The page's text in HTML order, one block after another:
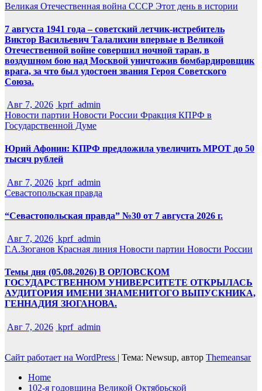
Великая Отечественная война СССР Этот день в истории
7 августа 1941 года – советский летчик-истребитель
Виктор Васильевич Талалихин впервые в Великой
Отечественной войне совершил ночной таран, в
воздушном бою над Москвой уничтожив бомбардировщик
врага, за что был удостоен звания Героя Советского
Союза.
Авг 7, 2026 kprf_admin
Новости партии Новости России Фракция КПРФ в
Государственной Думе
Юрий Афонин: КПРФ предложила увеличить МРОТ до 50
тысяч рублей
Авг 7, 2026 kprf_admin
Севастопольская правда
“Севастопольская правда” №30 от 7 августа 2026 г.
Авг 7, 2026 kprf_admin
Г.А.Зюганов Красная линия Новости партии Новости России
Темы дня (05.08.2026) В ОРЛОВСКОМ
ГОСУДАРСТВЕННОМ УНИВЕРСИТЕТЕ ОТКРЫЛАСЬ
АУДИТОРИЯ ИМЕНИ ЗНАМЕНИТОГО ВЫПУСКНИКА,
ГЕННАДИЯ ЗЮГАНОВА.
Авг 7, 2026 kprf_admin
Сайт работает на WordPress | Тема: Newsup, автор Themeansar
Home
102-я годовщина Великой Октябрьской